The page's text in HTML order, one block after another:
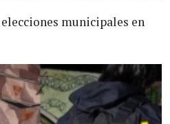
municipales en